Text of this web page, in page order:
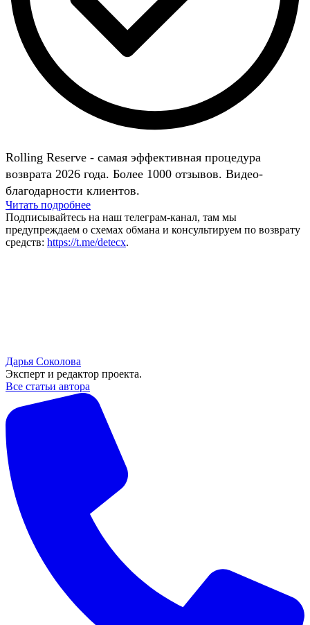
Rolling Reserve - самая эффективная процедура
возврата 2026 года. Более 1000 отзывов. Видео-
благодарности клиентов.
Читать подробнее
Подписывайтесь на наш телеграм-канал, там мы
предупреждаем о схемах обмана и консультируем по возврату
средств: https://t.me/detecx.
Дарья Соколова
Эксперт и редактор проекта.
Все статьи автора